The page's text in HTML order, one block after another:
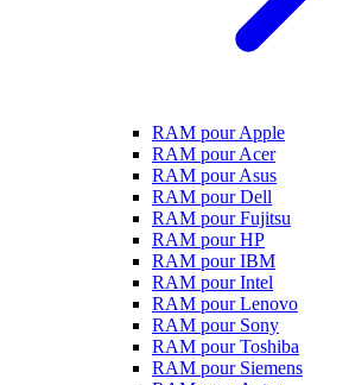
RAM pour Apple
RAM pour Acer
RAM pour Asus
RAM pour Dell
RAM pour Fujitsu
RAM pour HP
RAM pour IBM
RAM pour Intel
RAM pour Lenovo
RAM pour Sony
RAM pour Toshiba
RAM pour Siemens